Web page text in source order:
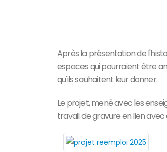
Après la présentation de
espaces qui pourraient être
qu'ils souhaitent leur donner.
Le projet, mené avec les
travail de gravure en lien